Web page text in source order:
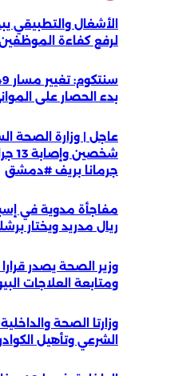
الأشغال والتطبيقي
لرفع كفاءة
بدء الحصار على
عاجل | وزارة الصحة
جرمانا بريف #دمشق
مفاجأة مدوية في
ريال مدريد ويختار
وزير الصحة يصدر
ومتابعة العلاجات
وزارتا الصحة
الشرعي وتأهيل